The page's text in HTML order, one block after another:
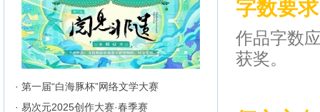
· 第一届“白海豚杯”网络文学大赛
· 易次元2025创作大赛·春季赛
字数要求
作品字数
获奖。